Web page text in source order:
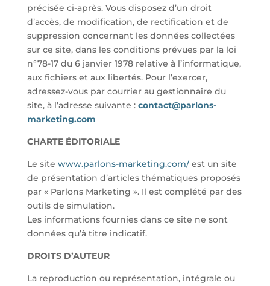
précisée ci-après. Vous disposez d’un droit
d’accès, de modification, de rectification et de
suppression concernant les données collectées
sur ce site, dans les conditions prévues par la loi
n°78-17 du 6 janvier 1978 relative à l’informatique,
aux fichiers et aux libertés. Pour l’exercer,
adressez-vous par courrier au gestionnaire du
site, à l’adresse suivante : contact@parlons-
marketing.com
CHARTE ÉDITORIALE
Le site www.parlons-marketing.com/est un site
de présentation d’articles thématiques proposés
par « Parlons Marketing ». Il est complété par des
outils de simulation.
Les informations fournies dans ce site ne sont
données qu’à titre indicatif.
DROITS D’AUTEUR
La reproduction ou représentation, intégrale ou